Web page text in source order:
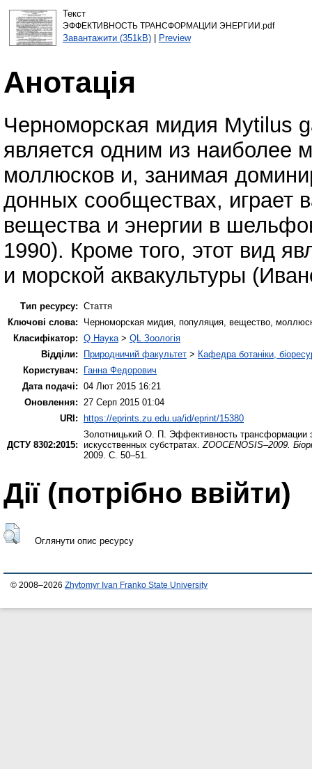
Текст
ЭФФЕКТИВНОСТЬ ТРАНСФОРМАЦИИ ЭНЕРГИИ.pdf
Завантажити (351kB)| Preview
Анотація
Черноморская мидия Mytilus
является одним из наиболее
моллюсков и, занимая
донных сообществах, играет
вещества и энергии в
1990). Кроме того, этот вид
и морской аквакультуры
Тип ресурсу: Стаття
Ключові слова:
Черноморская мидия, популяция, вещество,
Класифікатор: Q Наука > QL Зоологія
Відділи:
Природничий факультет > Кафедра ботаніки,
Користувач:
Ганна Федорович
Дата подачі: 04 Лют 2015 16:21
Оновлення:
27 Серп 2015 01:04
URI: https://eprints.zu.edu.ua/id/eprint/15380
ДСТУ 8302:2015:
Золотницький О. П. Эффективность трансформации
искусственных субстратах. ZOOCENOSIS–2009.
2009. С. 50–51.
Дії ​​(потрібно ввійти)
Оглянути опис ресурсу
© 2008–2026 Zhytomyr Ivan Franko State University